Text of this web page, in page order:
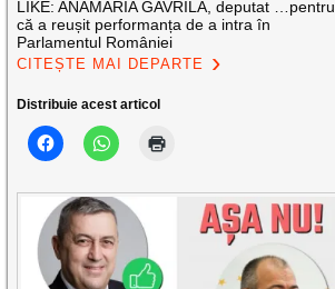
LIKE: ANAMARIA GAVRILĂ, deputat …pentru
că a reușit performanța de a intra în
Parlamentul României
CITEȘTE MAI DEPARTE
Distribuie acest articol